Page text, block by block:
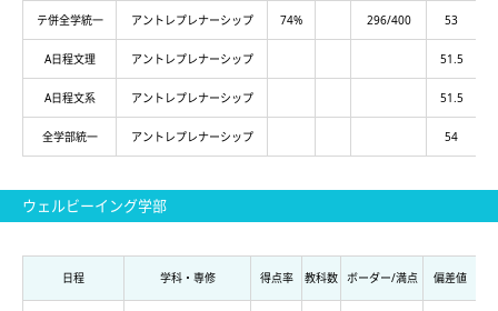
テ併全学統一 アントレプレナーシップ 74% 296/400 53
A日程文理 アントレプレナーシップ 51.5
A日程文系 アントレプレナーシップ 51.5
全学部統一 アントレプレナーシップ 54
ウェルビーイング学部
日程 学科・専修 得点率 教科数 ボーダー/満点 偏差値